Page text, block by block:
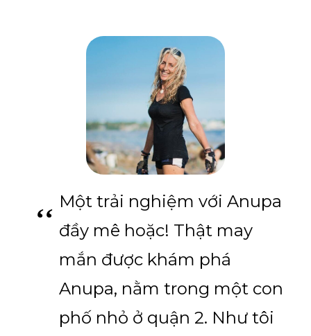
Một trải nghiệm với Anupa
đầy mê hoặc! Thật may
mắn được khám phá
Anupa, nằm trong một con
phố nhỏ ở quận 2. Như tôi